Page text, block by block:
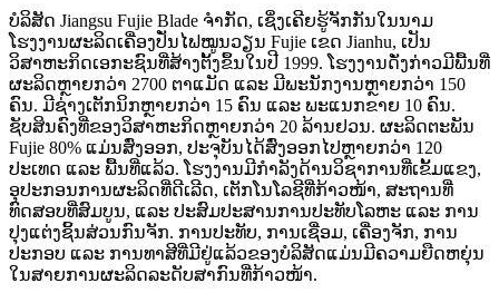
ບໍລິສັດ Jiangsu Fujie Blade ຈຳກັດ, ເຊິ່ງເຄີຍຮູ້ຈັກກັນໃນນາມ
ໂຮງງານຜະລິດເຄື່ອງປັ່ນໄຟໝູນວຽນ Fujie ເຂດ Jianhu, ເປັນ
ວິສາຫະກິດເອກະຊົນທີ່ສ້າງຕັ້ງຂຶ້ນໃນປີ 1999. ໂຮງງານດັ່ງກ່າວມີພື້ນທີ່
ຜະລິດຫຼາຍກວ່າ 2700 ຕາແມັດ ແລະ ມີພະນັກງານຫຼາຍກວ່າ 150
ຄົນ. ມີຊ່າງເຕັກນິກຫຼາຍກວ່າ 15 ຄົນ ແລະ ພະແນກຂາຍ 10 ຄົນ.
ຊັບສິນຄົງທີ່ຂອງວິສາຫະກິດຫຼາຍກວ່າ 20 ລ້ານຢວນ. ຜະລິດຕະພັນ
Fujie 80% ແມ່ນສົ່ງອອກ, ປະຈຸບັນໄດ້ສົ່ງອອກໄປຫຼາຍກວ່າ 120
ປະເທດ ແລະ ພື້ນທີ່ແລ້ວ. ໂຮງງານມີກຳລັງດ້ານວິຊາການທີ່ເຂັ້ມແຂງ,
ອຸປະກອນການຜະລິດທີ່ດີເລີດ, ເຕັກໂນໂລຊີທີ່ກ້າວໜ້າ, ສະຖານທີ່
ທົດສອບທີ່ສົມບູນ, ແລະ ປະສົມປະສານການປະທັບໂລຫະ ແລະ ການ
ປຸງແຕ່ງຊິ້ນສ່ວນກົນຈັກ. ການປະທັບ, ການເຊື່ອມ, ເຄື່ອງຈັກ, ການ
ປະກອບ ແລະ ການທາສີທີ່ມີຢູ່ແລ້ວຂອງບໍລິສັດແມ່ນມີຄວາມຍືດຫຍຸ່ນ
ໃນສາຍການຜະລິດລະດັບສາກົນທີ່ກ້າວໜ້າ.